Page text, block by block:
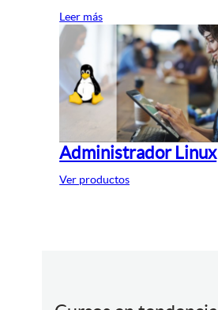
Leer más
Administrador Linux
Ver productos